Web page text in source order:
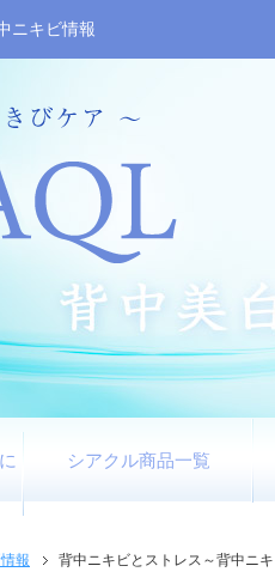
ニキビ情報
シアクル商品一覧
報 背中ニキビとストレス～背中ニ